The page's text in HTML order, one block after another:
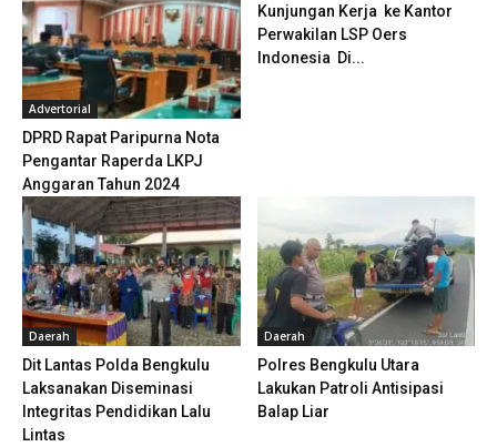
Advertorial
DPRD Rapat Paripurna Nota
Pengantar Raperda LKPJ
Anggaran Tahun 2024
Kunjungan Kerja ke Kantor
Perwakilan LSP Oers
Indonesia Di...
Daerah
Dit Lantas Polda Bengkulu
Laksanakan Diseminasi
Integritas Pendidikan Lalu
Lintas
Daerah
Polres Bengkulu Utara
Lakukan Patroli Antisipasi
Balap Liar